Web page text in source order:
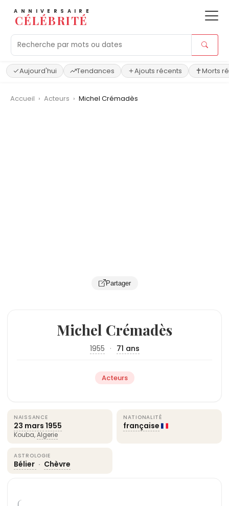
ANNIVERSAIRE
CÉLÉBRITÉ
Aujourd'hui Tendances Ajouts récents Morts
Accueil › Acteurs › Michel Crémadès
Partager
Michel Crémadès
1955 · 71 ans
Acteurs
NAISSANCE
23 mars 1955
Kouba,Algerie
NATIONALITÉ
française
ASTROLOGIE
Bélier · Chèvre